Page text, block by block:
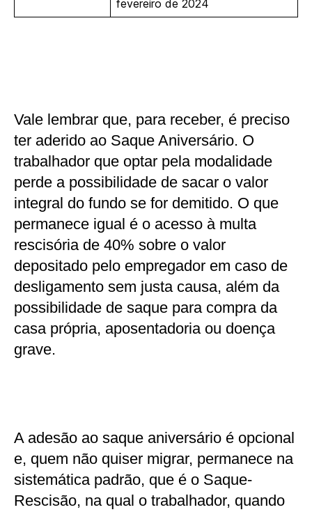
fevereiro de 2024
Vale lembrar que, para receber, é preciso
ter aderido ao Saque Aniversário. O
trabalhador que optar pela modalidade
perde a possibilidade de sacar o valor
integral do fundo se for demitido. O que
permanece igual é o acesso à multa
rescisória de 40% sobre o valor
depositado pelo empregador em caso de
desligamento sem justa causa, além da
possibilidade de saque para compra da
casa própria, aposentadoria ou doença
grave.
A adesão ao saque aniversário é opcional
e, quem não quiser migrar, permanece na
sistemática padrão, que é o Saque-
Rescisão, na qual o trabalhador, quando